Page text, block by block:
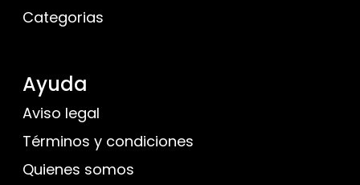
Categorias
Ayuda
Aviso legal
Términos y condiciones
Quienes somos